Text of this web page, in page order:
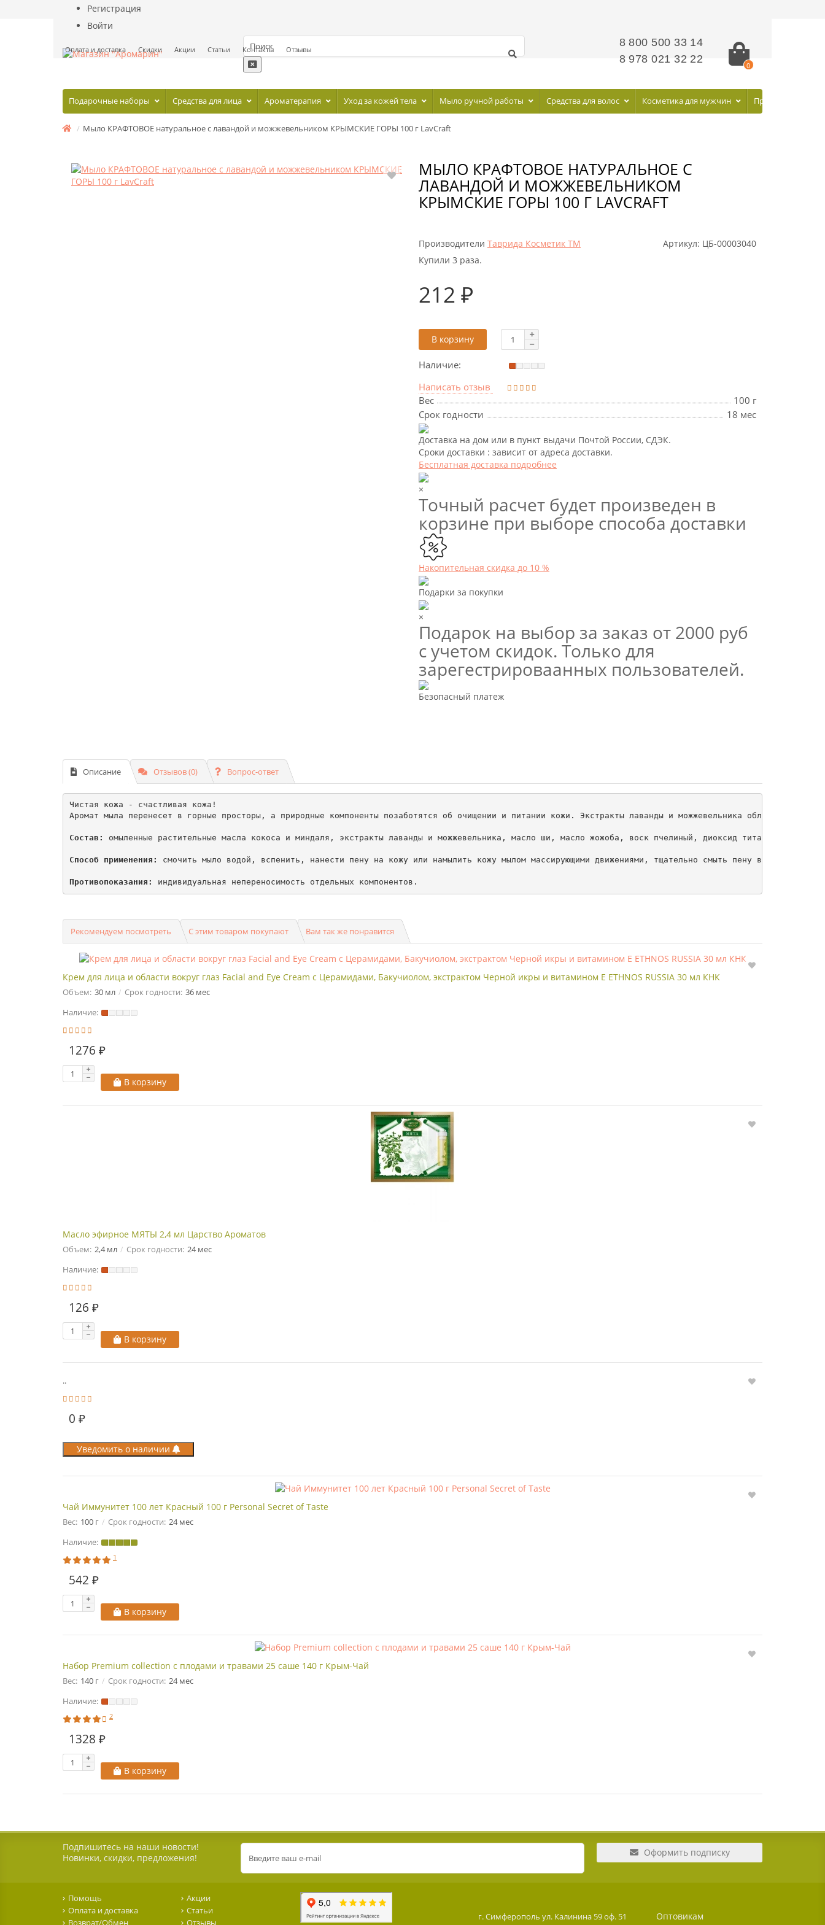
Регистрация
Войти
Оплата и доставка Скидки Акции Статьи Контакты Отзывы
8 800 500 33 14
8 978 021 32 22
0
Подарочные наборы Средства для лица Ароматерапия Уход за кожей тела Мыло ручной работы Средства для волос Косметика для мужчин
Мыло КРАФТОВОЕ натуральное с лавандой и можжевельником КРЫМСКИЕ ГОРЫ 100 г LavCraft
МЫЛО КРАФТОВОЕ НАТУРАЛЬНОЕ С
ЛАВАНДОЙ И МОЖЖЕВЕЛЬНИКОМ
КРЫМСКИЕ ГОРЫ 100 Г LAVCRAFT
Производители Таврида Косметик ТМ Артикул: ЦБ-00003040
Купили 3 раза.
212 ₽
В корзину
Наличие:
Написать отзыв
Вес
100 г
Срок годности
18 мес
Доставка на дом или в пункт выдачи Почтой России, СДЭК.
Сроки доставки : зависит от адреса доставки.
Бесплатная доставка подробнее
×
Точный расчет будет произведен в
корзине при выборе способа доставки
Накопительная скидка до 10 %
Подарки за покупки
×
Подарок на выбор за заказ от 2000 руб
с учетом скидок. Только для
зарегестрироваанных пользователей.
Безопасный платеж
Описание Отзывов (0) Вопрос-ответ
Чистая кожа - счастливая кожа!
Аромат мыла перенесет в горные просторы, а природные компоненты позаботятся об очищении и питании кожи. Экстракты лаванды и можжевельника обладают
Состав: омыленные растительные масла кокоса и миндаля, экстракты лаванды и можжевельника, масло ши, масло жожоба, воск пчелиный, диоксид титана, эфирные
Способ применения: смочить мыло водой, вспенить, нанести пену на кожу или намылить кожу мылом массирующими движениями, тщательно смыть пену водой.
Противопоказания: индивидуальная непереносимость отдельных компонентов.
Рекомендуем посмотреть С этим товаром покупают Вам так же понравится
Крем для лица и области вокруг глаз Facial and Eye Cream с Церамидами, Бакучиолом, экстрактом Черной икры и витамином Е ETHNOS RUSSIA 30 мл КНК
Объем: 30 мл Срок годности: 36 мес
Наличие:
1276 ₽
В корзину
Масло эфирное МЯТЫ 2,4 мл Царство Ароматов
Объем: 2,4 мл Срок годности: 24 мес
Наличие:
126 ₽
В корзину
..
0 ₽
Уведомить о наличии
Чай Иммунитет 100 лет Красный 100 г Personal Secret of Taste
Вес: 100 г Срок годности: 24 мес
Наличие:
1
542 ₽
В корзину
Набор Premium collection с плодами и травами 25 саше 140 г Крым-Чай
Вес: 140 г Срок годности: 24 мес
Наличие:
2
1328 ₽
В корзину
Подпишитесь на наши новости!
Новинки, скидки, предложения!
Оформить подписку
Помощь
Оплата и доставка
Возврат/Обмен
Акции
Статьи
Отзывы
г. Симферополь ул. Калинина 59 оф. 51
Оптовикам